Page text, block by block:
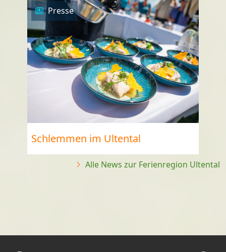
Schlemmen im Ultental
Presse
Alle News zur Ferienregion Ultental